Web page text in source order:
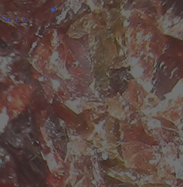
Se connecter